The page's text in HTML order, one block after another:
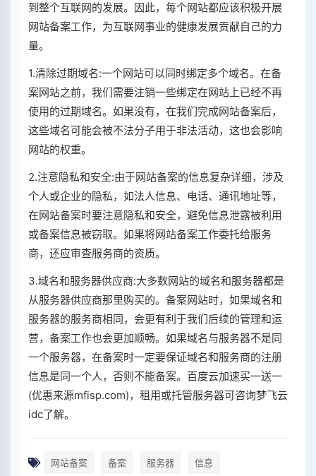
到整个互联网的发展。因此，每个网站都应该积极开展
网站备案工作，为互联网事业的健康发展贡献自己的力
量。
1.清除过期域名:一个网站可以同时绑定多个域名。在备
案网站之前，我们需要注销一些绑定在网站上已经不再
使用的过期域名。如果没有，在我们完成网站备案后，
这些域名可能会被不法分子用于非法活动，这也会影响
网站的权重。
2.注意隐私和安全:由于网站备案的信息复杂详细，涉及
个人或企业的隐私，如法人信息、电话、通讯地址等，
在网站备案时要注意隐私和安全，避免信息泄露被利用
或备案信息被窃取。如果将网站备案工作委托给服务
商，还应审查服务商的资质。
3.域名和服务器供应商:大多数网站的域名和服务器都是
从服务器供应商那里购买的。备案网站时，如果域名和
服务器的服务商相同，会更有利于我们后续的管理和运
营，备案工作也会更加顺畅。如果域名与服务器不是同
一个服务器，在备案时一定要保证域名和服务商的注册
信息是同一个人，否则不能备案。百度云加速买一送一
(优惠来源mfisp.com)，租用或托管服务器可咨询梦飞云
idc了解。
网站备案 备案 服务器 信息